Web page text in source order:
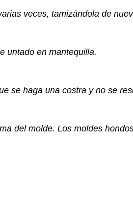
veces, tamizándola de
untado en mantequilla.
se haga una costra y no se
del molde. Los moldes